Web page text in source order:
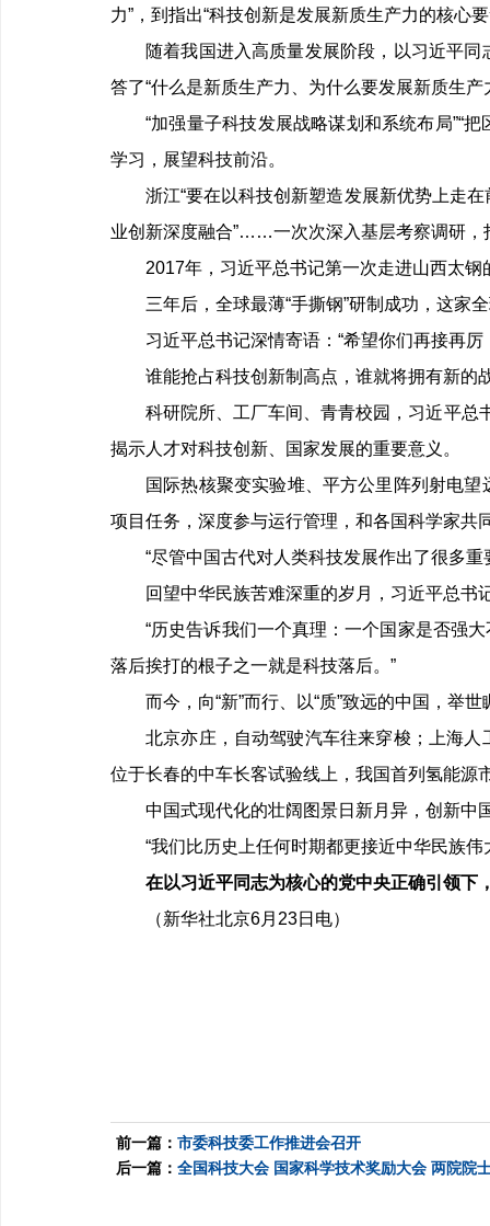
力”，到指出“科技创新是发展新质生产力的核心
随着我国进入高质量发展阶段，以习近平
答了“什么是新质生产力、为什么要发展新质生
“加强量子科技发展战略谋划和系统布局”“
学习，展望科技前沿。
浙江“要在以科技创新塑造发展新优势上走
业创新深度融合”……一次次深入基层考察调研，
2017年，习近平总书记第一次走进山西太钢
三年后，全球最薄“手撕钢”研制成功，这家
习近平总书记深情寄语：“希望你们再接再
谁能抢占科技创新制高点，谁就将拥有新的
科研院所、工厂车间、青青校园，习近平总
揭示人才对科技创新、国家发展的重要意义。
国际热核聚变实验堆、平方公里阵列射电
项目任务，深度参与运行管理，和各国科学家共
“尽管中国古代对人类科技发展作出了很多
回望中华民族苦难深重的岁月，习近平总书
“历史告诉我们一个真理：一个国家是否强
落后挨打的根子之一就是科技落后。”
而今，向“新”而行、以“质”致远的中国，举世
北京亦庄，自动驾驶汽车往来穿梭；上海
位于长春的中车长客试验线上，我国首列氢能源
中国式现代化的壮阔图景日新月异，创新中
“我们比历史上任何时期都更接近中华民族
在以习近平同志为核心的党中央正确引领下
（新华社北京6月 23日电）
前一篇： 市委科技委工作推进会召开
后一篇： 全国科技大会 国家科学技术奖励大会 两院院